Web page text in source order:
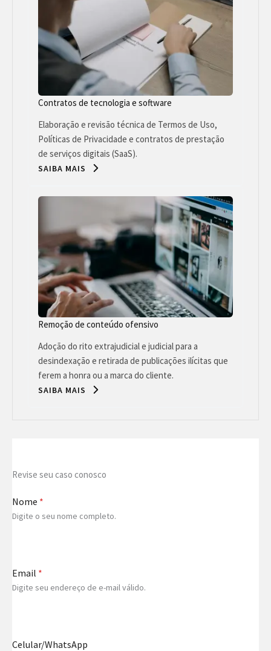
Contratos de tecnologia e software
Elaboração e revisão técnica de Termos de Uso,
Políticas de Privacidade e contratos de prestação
de serviços digitais (SaaS).
SAIBA MAIS
Remoção de conteúdo ofensivo
Adoção do rito extrajudicial e judicial para a
desindexação e retirada de publicações ilícitas que
ferem a honra ou a marca do cliente.
SAIBA MAIS
Revise seu caso conosco
Nome *
Digite o seu nome completo.
Email *
Digite seu endereço de e-mail válido.
Celular/WhatsApp